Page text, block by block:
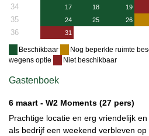
34 17 18 19
35 24 25 26
36 31
Beschikbaar Nog beperkte ruimte
wegens optie
Niet beschikbaar
Gastenboek
6 maart - W2 Moments (27 pers)
Prachtige locatie en erg vriendelijk
als bedrijf een weekend verbleven